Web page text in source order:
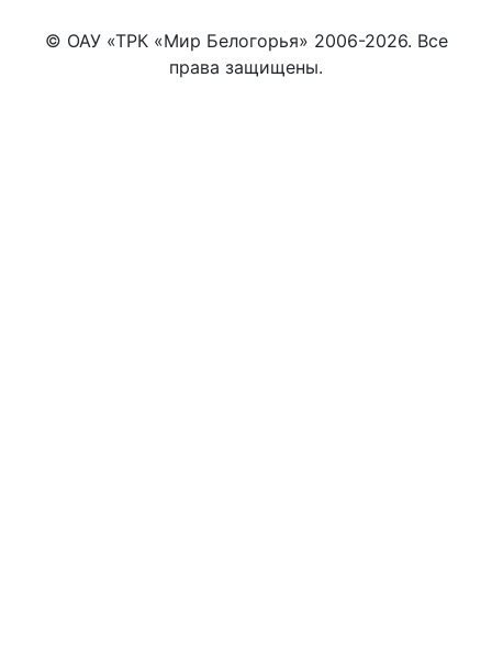
© ОАУ «ТРК «Мир Белогорья» 2006-2026. Все
права защищены.